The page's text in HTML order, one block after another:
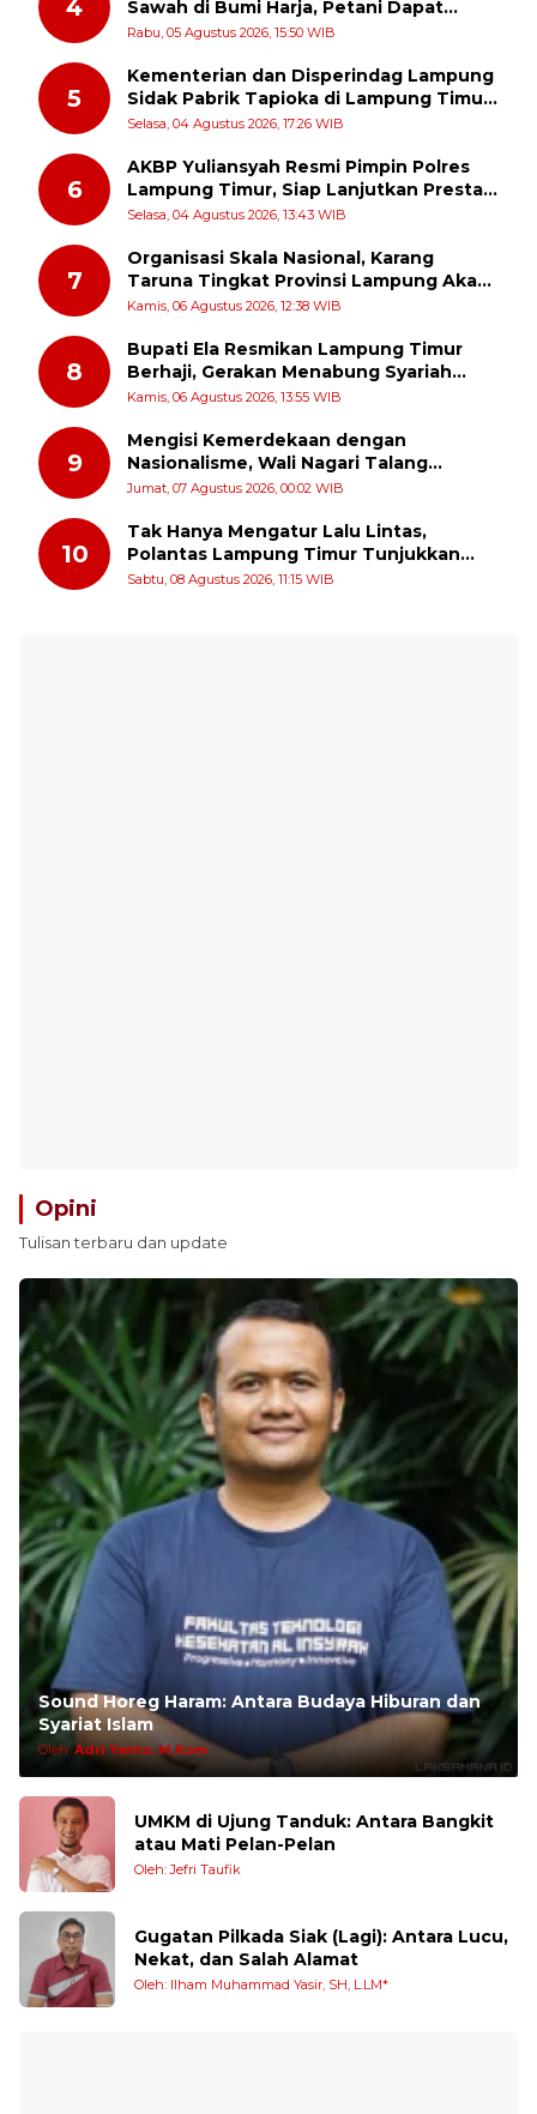
4
Sawah di Bumi Harja, Petani Dapat
Subsidi Pemasangan KWH
Rabu, 05 Agustus 2026, 15:50 WIB
5
Kementerian dan Disperindag Lampung
Sidak Pabrik Tapioka di Lampung Timur,
PPUKI Apresiasi Langkah Pengawasan
Selasa, 04 Agustus 2026, 17:26 WIB
6
AKBP Yuliansyah Resmi Pimpin Polres
Lampung Timur, Siap Lanjutkan Prestasi
Gemilang AKBP Heti Patmawati
Selasa, 04 Agustus 2026, 13:43 WIB
7
Organisasi Skala Nasional, Karang
Taruna Tingkat Provinsi Lampung Akan
Melakukan Temu Karya pada tanggal 7
Kamis, 06 Agustus 2026, 12:38 WIB
8
Bupati Ela Resmikan Lampung Timur
Berhaji, Gerakan Menabung Syariah
untuk Wujudkan Impian ke Tanah Suci
Kamis, 06 Agustus 2026, 13:55 WIB
9
Mengisi Kemerdekaan dengan
Nasionalisme, Wali Nagari Talang
Serukan Pengibaran Bendera Merah
Jumat, 07 Agustus 2026, 00:02 WIB
10
Tak Hanya Mengatur Lalu Lintas,
Polantas Lampung Timur Tunjukkan
Kepedulian Sosial
Sabtu, 08 Agustus 2026, 11:15 WIB
Opini
Tulisan terbaru dan update
Sound Horeg Haram: Antara Budaya Hiburan dan
Syariat Islam
Oleh:Adri Yanto, M.Kom
UMKM di Ujung Tanduk: Antara Bangkit
atau Mati Pelan-Pelan
Oleh: Jefri Taufik
Gugatan Pilkada Siak (Lagi): Antara Lucu,
Nekat, dan Salah Alamat
Oleh: Ilham Muhammad Yasir, SH, L.LM*